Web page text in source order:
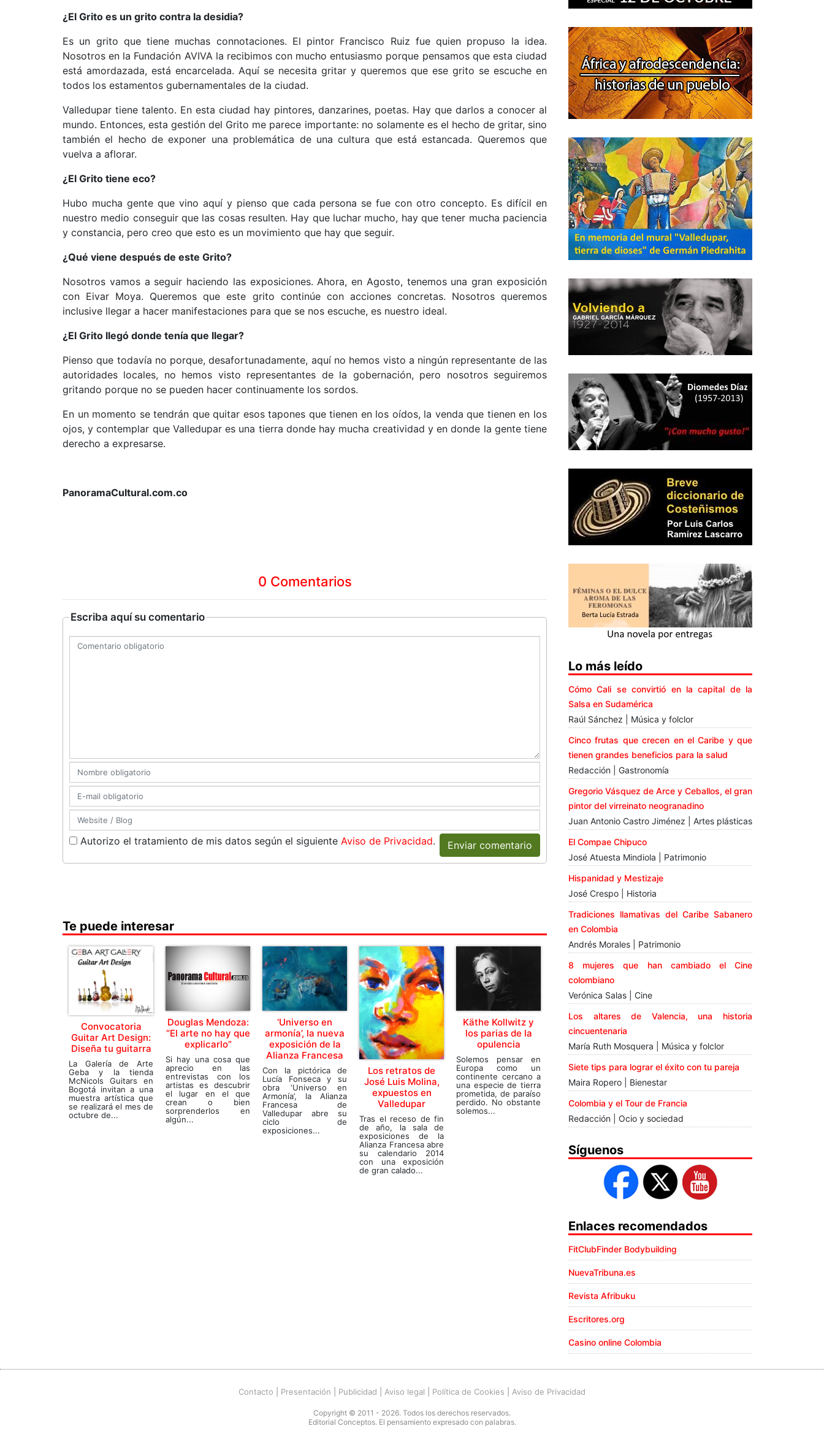
¿El Grito es un grito contra la desidia?
Es un grito que tiene muchas connotaciones. El pintor Francisco Ruiz fue quien propuso la idea.
Nosotros en la Fundación AVIVA la recibimos con mucho entusiasmo porque pensamos que esta ciudad
está amordazada, está encarcelada. Aquí se necesita gritar y queremos que ese grito se escuche en
todos los estamentos gubernamentales de la ciudad.
Valledupar tiene talento. En esta ciudad hay pintores, danzarines, poetas. Hay que darlos a conocer al
mundo. Entonces, esta gestión del Grito me parece importante: no solamente es el hecho de gritar, sino
también el hecho de exponer una problemática de una cultura que está estancada. Queremos que
vuelva a aflorar.
¿El Grito tiene eco?
Hubo mucha gente que vino aquí y pienso que cada persona se fue con otro concepto. Es difícil en
nuestro medio conseguir que las cosas resulten. Hay que luchar mucho, hay que tener mucha paciencia
y constancia, pero creo que esto es un movimiento que hay que seguir.
¿Qué viene después de este Grito?
Nosotros vamos a seguir haciendo las exposiciones. Ahora, en Agosto, tenemos una gran exposición
con Eivar Moya. Queremos que este grito continúe con acciones concretas. Nosotros queremos
inclusive llegar a hacer manifestaciones para que se nos escuche, es nuestro ideal.
¿El Grito llegó donde tenía que llegar?
Pienso que todavía no porque, desafortunadamente, aquí no hemos visto a ningún representante de las
autoridades locales, no hemos visto representantes de la gobernación, pero nosotros seguiremos
gritando porque no se pueden hacer continuamente los sordos.
En un momento se tendrán que quitar esos tapones que tienen en los oídos, la venda que tienen en los
ojos, y contemplar que Valledupar es una tierra donde hay mucha creatividad y en donde la gente tiene
derecho a expresarse.
PanoramaCultural.com.co
0 Comentarios
Escriba aquí su comentario
Autorizo el tratamiento de mis datos según el siguiente Aviso de Privacidad. Enviar comentario
Te puede interesar
Convocatoria
Guitar Art Design:
Diseña tu guitarra
La Galería de Arte
Geba y la tienda
McNicols Guitars en
Bogotá invitan a una
muestra artística que
se realizará el mes de
octubre de...
Douglas Mendoza:
“El arte no hay que
explicarlo”
Si hay una cosa que
aprecio en las
entrevistas con los
artistas es descubrir
el lugar en el que
crean o bien
sorprenderlos en
algún...
‘Universo en
armonía’, la nueva
exposición de la
Alianza Francesa
Con la pictórica de
Lucía Fonseca y su
obra ‘Universo en
Armonía’, la Alianza
Francesa de
Valledupar abre su
ciclo de
exposiciones...
Los retratos de
José Luis Molina,
expuestos en
Valledupar
Tras el receso de fin
de año, la sala de
exposiciones de la
Alianza Francesa abre
su calendario 2014
con una exposición
de gran calado...
Käthe Kollwitz y
los parias de la
opulencia
Solemos pensar en
Europa como un
continente cercano a
una especie de tierra
prometida, de paraíso
perdido. No obstante
solemos...
Lo más leído
Cómo Cali se convirtió en la capital de la
Salsa en Sudamérica
Raúl Sánchez | Música y folclor
Cinco frutas que crecen en el Caribe y que
tienen grandes beneficios para la salud
Redacción | Gastronomía
Gregorio Vásquez de Arce y Ceballos, el gran
pintor del virreinato neogranadino
Juan Antonio Castro Jiménez | Artes plásticas
El Compae Chipuco
José Atuesta Mindiola | Patrimonio
Hispanidad y Mestizaje
José Crespo | Historia
Tradiciones llamativas del Caribe Sabanero
en Colombia
Andrés Morales | Patrimonio
8 mujeres que han cambiado el Cine
colombiano
Verónica Salas | Cine
Los altares de Valencia, una historia
cincuentenaria
María Ruth Mosquera | Música y folclor
Siete tips para lograr el éxito con tu pareja
Maira Ropero | Bienestar
Colombia y el Tour de Francia
Redacción | Ocio y sociedad
Síguenos
Enlaces recomendados
FitClubFinder Bodybuilding
NuevaTribuna.es
Revista Afribuku
Escritores.org
Casino online Colombia
Contacto Presentación Publicidad Aviso legal Política de Cookies Aviso de Privacidad
Copyright © 2011 - 2026. Todos los derechos reservados.
Editorial Conceptos. El pensamiento expresado con palabras.